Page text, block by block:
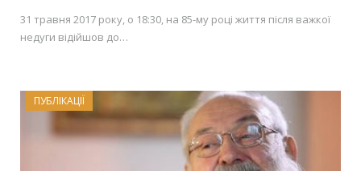
31 травня 2017 року, о 18:30, на 85-му році життя після важкої
недуги відійшов до…
ПУБЛІКАЦІЇ